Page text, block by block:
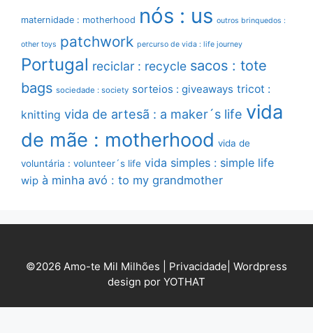
maternidade : motherhood nós : us outros brinquedos :
other toys patchwork percurso de vida : life journey
Portugal reciclar : recycle sacos : tote
bags sociedade : society sorteios : giveaways tricot :
knitting vida de artesã : a maker´s life vida
de mãe : motherhood vida de
voluntária : volunteer´s life vida simples : simple life
wip à minha avó : to my grandmother
©2026 Amo-te Mil Milhões | Privacidade Wordpress
design por YOTHAT